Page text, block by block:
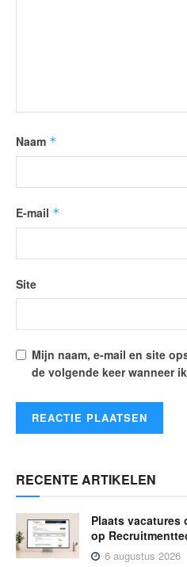
Naam *
E-mail *
Site
Mijn naam, e-mail en site
de volgende keer wanneer
RECENTE ARTIKELEN
Plaats
op
6 augustus 2026